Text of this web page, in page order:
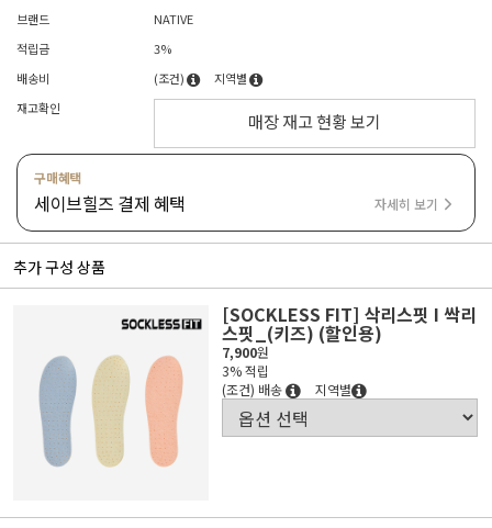
브랜드
NATIVE
적립금
3%
배송비
(조건)
지역별
재고확인
매장 재고 현황 보기
구매혜택
세이브힐즈 결제 혜택 자세히 보기
추가 구성 상품
[SOCKLESS FIT] 삭리스핏 I 싹리
스핏_(키즈) (할인용)
7,900원
3% 적립
(조건) 배송
지역별